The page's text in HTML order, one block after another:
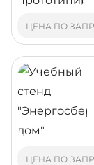
ЦЕНА ПО
ЦЕНА ПО